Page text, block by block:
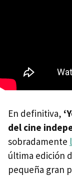
En definitiva,
del cine
sobradamente
última edición
pequeña gran